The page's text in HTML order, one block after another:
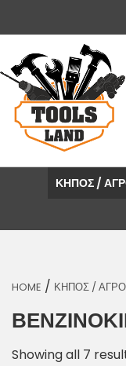
ΚΉΠΟΣ /
HOME / ΚΗΠΟΣ /
Showing all 7